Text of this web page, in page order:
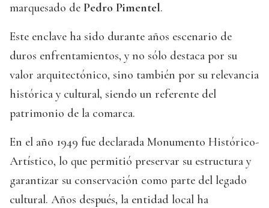
marquesado de Pedro Pimentel.
Este enclave ha sido durante años escenario de
duros enfrentamientos, y no sólo destaca por su
valor arquitectónico, sino también por su relevancia
histórica y cultural, siendo un referente del
patrimonio de la comarca.
En el año 1949 fue declarada Monumento Histórico-
Artístico, lo que permitió preservar su estructura y
garantizar su conservación como parte del legado
cultural. Años después, la entidad local ha